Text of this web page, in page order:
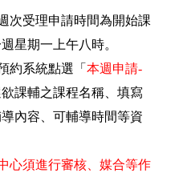
次受理申請時間為開始課
星期一上午八時。
約系統點選「 本週申請-
欲課輔之課程名稱、填寫
內容、可輔導時間等資
心須進行審核、媒合等作